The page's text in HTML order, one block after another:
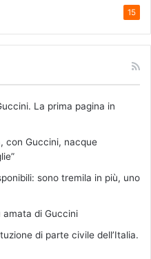
15
La prima pagina in
con Guccini, nacque
sono tremila in più, uno
amata di Guccini
di parte civile dell’Italia.